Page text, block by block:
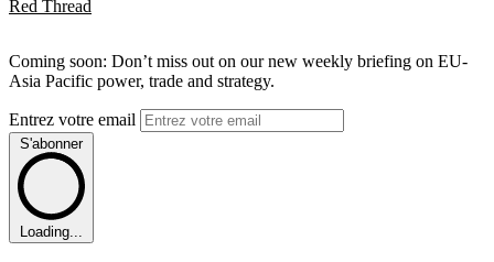
Red Thread
Coming soon: Don’t miss out on our new weekly briefing on EU-
Asia Pacific power, trade and strategy.
Entrez votre email
S'abonner
Loading...